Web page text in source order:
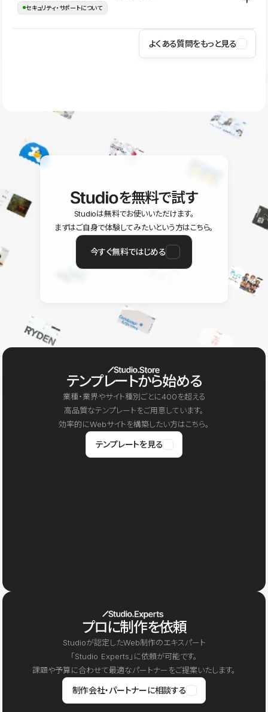
す。
の暗号化、データ保護、アクセス管理、脆弱性対策など、複数の観
はSSL/TLSによる通信暗号化に対応しており、悪質なスクリプトの
セキュリティ・サポートについて
操作方法や機能については、ヘルプセンターでご確認いただけま
ユーザー同士で質問・相談できるコミュニティもご利用ください。
よくある質問をもっと見る
を無料で試す
Studioは無料でお使いいただけます。
まずはご自身で体験してみたいという方はこちら。
今すぐ無料ではじめる
テンプレートから始める
業種・業界やサイト種別ごとに400を超える
高品質なテンプレートをご用意しています。
効率的にWebサイトを構築したい方はこちら。
テンプレートを見る
プロに制作を依頼
Studioが認定したWeb制作のエキスパート
「Studio Experts」に依頼が可能です。
課題や予算に合わせて最適なパートナーをご提案いたします。
制作会社・パートナーに相談する